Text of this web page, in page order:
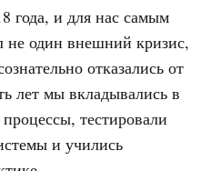
года, и для нас самым
один внешний кризис,
отказались от
лет мы вкладывались в
тестировали
и учились